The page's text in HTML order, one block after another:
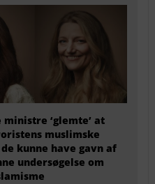
‘glemte’ at
muslimske
de kunne have gavn af
undersøgelse om